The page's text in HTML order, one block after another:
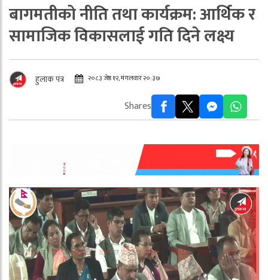
बागमतीको नीति तथा कार्यक्रम: आर्थिक र
सामाजिक विकासलाई गति दिने लक्ष्य
हुलाक पत्र २०८३ जेष्ठ १२, मंगलवार २०:३७
Shares